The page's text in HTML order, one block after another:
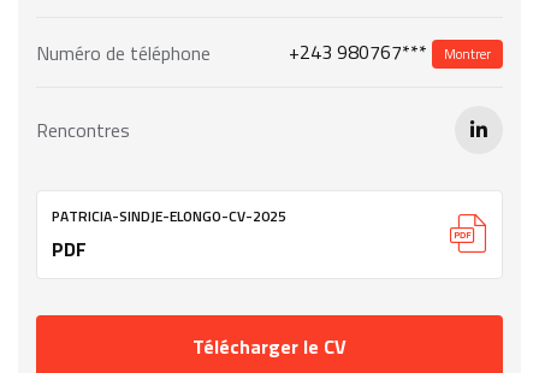
Numéro de téléphone +243 980767*** Montrer
Rencontres
PATRICIA-SINDJE-ELONGO-CV-2025
PDF
Télécharger le CV